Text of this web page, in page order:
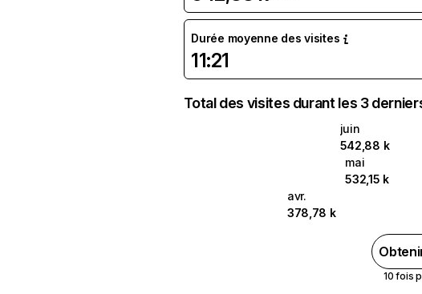
Durée moyenne des visites
11:21
Total des visites durant les 3
juin
542,88 k
mai
532,15 k
avr.
378,78 k
10 fois